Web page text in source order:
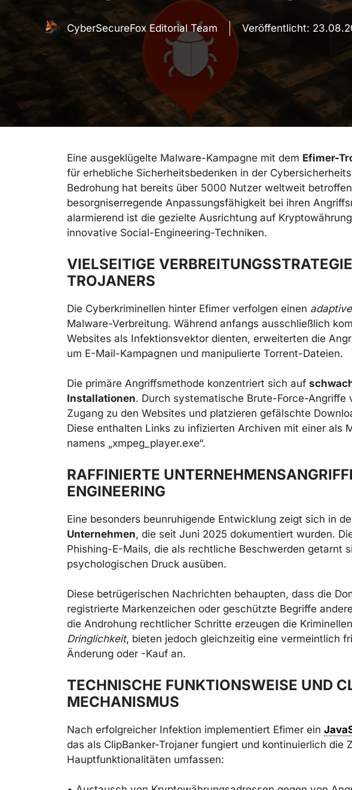
CyberSecureFox Editorial Team Veröffentlicht:
Eine ausgeklügelte Malware-Kampagne mit dem Efimer-
für erhebliche Sicherheitsbedenken in der
Bedrohung hat bereits über 5000 Nutzer weltweit
besorgniserregende Anpassungsfähigkeit bei ihren
alarmierend ist die gezielte Ausrichtung auf
innovative Social-Engineering-Techniken.
VIELSEITIGE
TROJANERS
Die Cyberkriminellen hinter Efimer verfolgen einen
Malware-Verbreitung. Während anfangs ausschließlich
Websites als Infektionsvektor dienten, erweiterten die
um E-Mail-Kampagnen und manipulierte Torrent-Dateien.
Die primäre Angriffsmethode konzentriert sich auf
Installationen. Durch systematische Brute-Force-Angriffe
Zugang zu den Websites und platzieren gefälschte
Diese enthalten Links zu infizierten Archiven mit einer als
namens „xmpeg_player.exe“.
RAFFINIERTE
ENGINEERING
Eine besonders beunruhigende Entwicklung zeigt sich in
Unternehmen, die seit Juni 2025 dokumentiert wurden.
Phishing-E-Mails, die als rechtliche Beschwerden getarnt
psychologischen Druck ausüben.
Diese betrügerischen Nachrichten behaupten, dass die
registrierte Markenzeichen oder geschützte Begriffe
die Androhung rechtlicher Schritte erzeugen die
Dringlichkeit, bieten jedoch gleichzeitig eine vermeintlich
Änderung oder -Kauf an.
TECHNISCHE FUNKTIONSWEISE UND
MECHANISMUS
Nach erfolgreicher Infektion implementiert Efimer ein
das als ClipBanker-Trojaner fungiert und kontinuierlich die
Hauptfunktionalitäten umfassen: